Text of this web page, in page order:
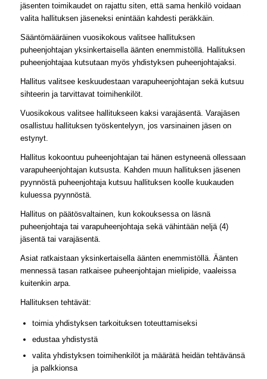
jäsenten toimikaudet on rajattu siten, että sama henkilö voidaan
valita hallituksen jäseneksi enintään kahdesti peräkkäin.
Sääntömääräinen vuosikokous valitsee hallituksen
puheenjohtajan yksinkertaisella äänten enemmistöllä. Hallituksen
puheenjohtajaa kutsutaan myös yhdistyksen puheenjohtajaksi.
Hallitus valitsee keskuudestaan varapuheenjohtajan sekä kutsuu
sihteerin ja tarvittavat toimihenkilöt.
Vuosikokous valitsee hallitukseen kaksi varajäsentä. Varajäsen
osallistuu hallituksen työskentelyyn, jos varsinainen jäsen on
estynyt.
Hallitus kokoontuu puheenjohtajan tai hänen estyneenä ollessaan
varapuheenjohtajan kutsusta. Kahden muun hallituksen jäsenen
pyynnöstä puheenjohtaja kutsuu hallituksen koolle kuukauden
kuluessa pyynnöstä.
Hallitus on päätösvaltainen, kun kokouksessa on läsnä
puheenjohtaja tai varapuheenjohtaja sekä vähintään neljä (4)
jäsentä tai varajäsentä.
Asiat ratkaistaan yksinkertaisella äänten enemmistöllä. Äänten
mennessä tasan ratkaisee puheenjohtajan mielipide, vaaleissa
kuitenkin arpa.
Hallituksen tehtävät:
toimia yhdistyksen tarkoituksen toteuttamiseksi
edustaa yhdistystä
valita yhdistyksen toimihenkilöt ja määrätä heidän tehtävänsä
ja palkkionsa